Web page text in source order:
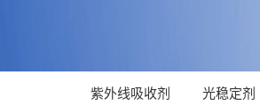
紫外线吸收剂 光稳定剂